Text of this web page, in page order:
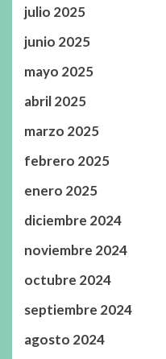
julio 2025
junio 2025
mayo 2025
abril 2025
marzo 2025
febrero 2025
enero 2025
diciembre 2024
noviembre 2024
octubre 2024
septiembre 2024
agosto 2024